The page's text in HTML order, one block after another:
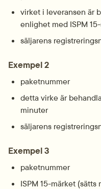
virket i leveransen är
enlighet med ISPM
säljarens
Exempel 2
paketnummer
detta virke är
minuter
säljarens
Exempel 3
paketnummer
ISPM 15-märket